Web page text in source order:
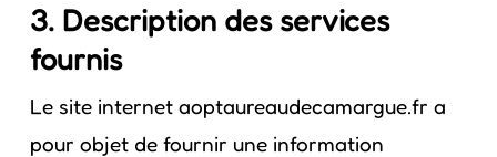
3. Description des services
fournis
Le site internet aoptaureaudecamargue.fr a
pour objet de fournir une information